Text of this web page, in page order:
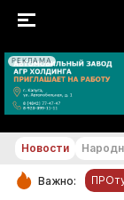
РЕКЛАМА
Новости
Важно: